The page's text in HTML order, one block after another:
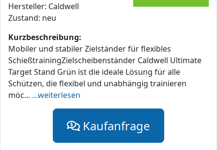
Hersteller: Caldwell
Zustand: neu
Kurzbeschreibung:
Mobiler und stabiler Zielständer für flexibles
SchießtrainingZielscheibenständer Caldwell Ultimate
Target Stand Grün ist die ideale Lösung für alle
Schützen, die flexibel und unabhängig trainieren
möc... ...weiterlesen
Kaufanfrage